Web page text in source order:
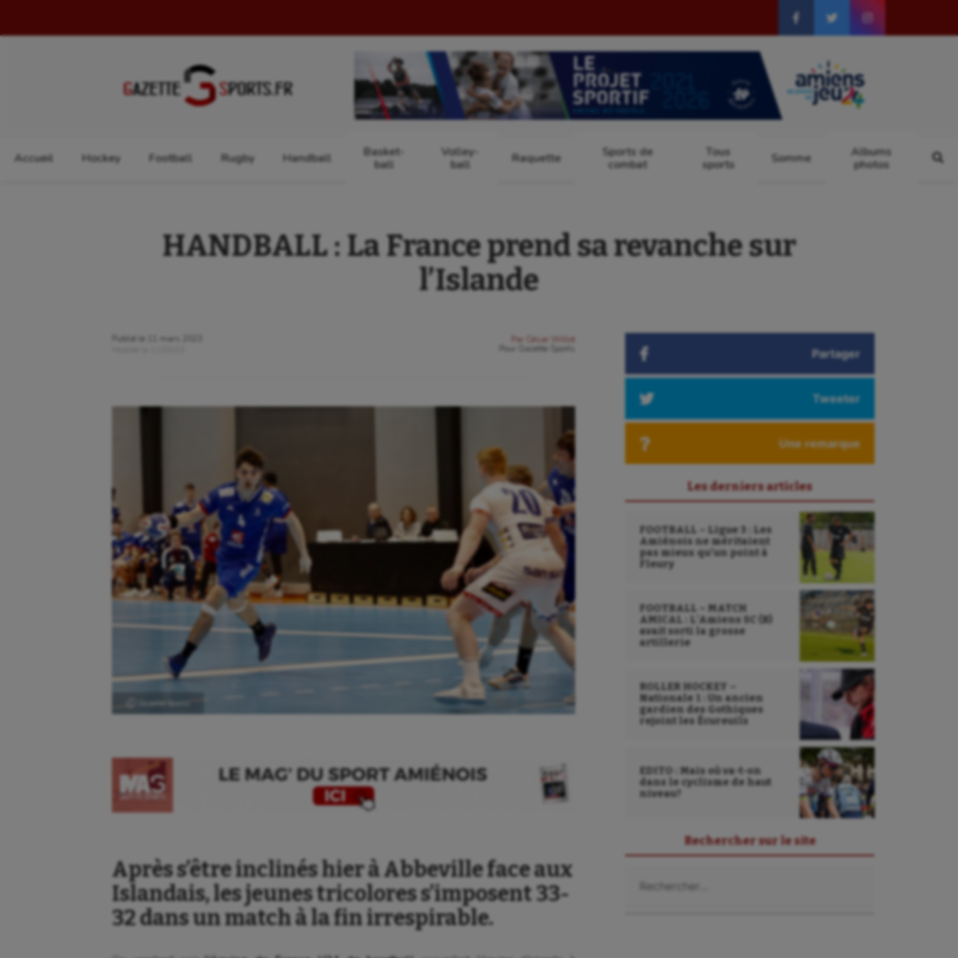
Accueil Hockey Football Rugby Handball
Basket-
ball
Volley-
ball
Raquette
Sports de
combat
Tous
sports
Somme
Albums
photos
HANDBALL : La France prend sa revanche sur
l’Islande
Publié le
11 mars 2023
Par
César Willot
Gazette Sports
Ⓒ Gazette Sports
Après s’être inclinés hier à Abbeville face aux
Islandais, les jeunes tricolores s’imposent 33-
32 dans un match à la fin irrespirable.
Partager
Tweeter
Une remarque
Les derniers articles
FOOTBALL – Ligue 3 : Les
Amiénois ne méritaient
pas mieux qu’un point à
Fleury
FOOTBALL – MATCH
AMICAL : L’Amiens SC (B)
avait sorti la grosse
artillerie
ROLLER HOCKEY –
Nationale 1 : Un ancien
gardien des Gothiques
rejoint les Écureuils
EDITO : Mais où va-t-on
dans le cyclisme de haut
niveau?
Rechercher sur le site